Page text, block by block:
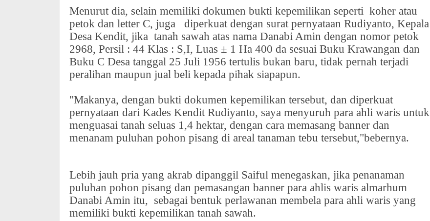
Menurut dia, selain memiliki dokumen bukti kepemilikan seperti koher atau
petok dan letter C, juga
diperkuat dengan surat pernyataan Rudiyanto, Kepala
Desa Kendit, jika tanah sawah atas nama Danabi Amin dengan nomor petok
2968, Persil : 44 Klas : S,I, Luas ± 1 Ha 400 da sesuai Buku Krawangan dan
Buku C Desa tanggal 25 Juli 1956 tertulis bukan baru, tidak pernah terjadi
peralihan maupun jual beli kepada pihak siapapun.
"Makanya, dengan bukti dokumen kepemilikan tersebut, dan diperkuat
pernyataan dari Kades Kendit Rudiyanto, saya menyuruh para ahli waris untuk
menguasai tanah seluas 1,4 hektar, dengan cara memasang banner dan
menanam puluhan pohon pisang di areal tanaman tebu tersebut,"bebernya.
Lebih jauh pria yang akrab dipanggil Saiful menegaskan, jika penanaman
puluhan pohon pisang dan pemasangan banner para ahlis waris almarhum
Danabi Amin itu, sebagai bentuk perlawanan membela para ahli waris yang
memiliki bukti kepemilikan tanah sawah.